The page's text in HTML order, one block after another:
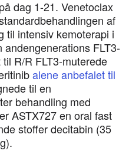
dag 1-21. Venetoclax
af
til intensiv kemoterapi i
FLT3-
R/R FLT3-muterede
alene anbefalet til
til en
behandling med
ASTX727 en oral fast
stoffer decitabin (35